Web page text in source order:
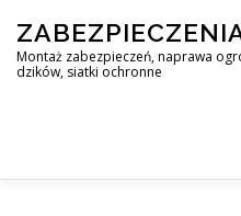
content
Montaż zabezpieczeń, naprawa
dzików, siatki ochronne